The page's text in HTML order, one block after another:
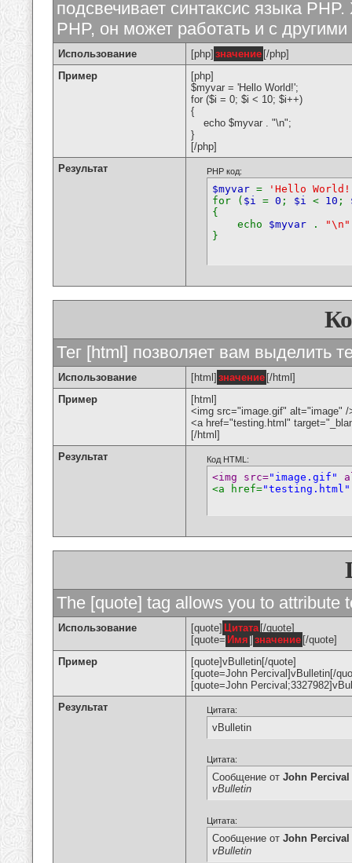
подсвечивает синтаксис языка
PHP, он может работать и с
Использование [php] значение [/php]
Пример
[php]
$myvar = 'Hello World!';
for ($i = 0; $i < 10; $i++)
{
echo $myvar . "\n";
}
[/php]
Результат
PHP код:
$myvar =
'Hello
for ( $i = 0 ; $i < 10 ;
{
echo $myvar . "\n"
}
Тег [html] позволяет вам выделить
Использование [html] значение [/html]
Пример
[html]
<img src="image.gif" alt="image" /
<a href="testing.html"
[/html]
Результат
Код HTML:
<img src="image.gif"
<a href="testing.html"
The [quote] tag allows you to attribute
Использование [quote] Цитата [/quote]
[quote= Имя ] значение [/quote]
Пример
[quote]vBulletin[/quote]
[quote=John Percival]vBulletin[/
[quote=John
Результат
Цитата:
vBulletin
Цитата:
Сообщение от John Percival
vBulletin
Цитата:
Сообщение от John Percival
vBulletin